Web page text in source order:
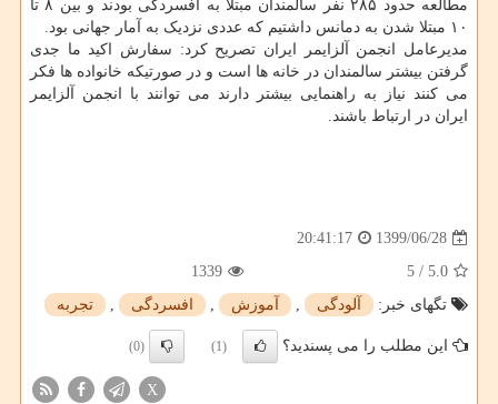
مطالعه حدود ۲۸۵ نفر سالمندان مبتلا به افسردگی بودند و بین ۸ تا
۱۰ مبتلا شدن به دمانس داشتیم که عددی نزدیک به آمار جهانی بود.
مدیرعامل انجمن آلزایمر ایران تصریح کرد: سفارش اکید ما جدی
گرفتن بیشتر سالمندان در خانه ها است و در صورتیکه خانواده ها فکر
می کنند نیاز به راهنمایی بیشتر دارند می توانند با انجمن آلزایمر
ایران در ارتباط باشند.
1399/06/28
20:41:17
5.0
/
5
1339
تگهای خبر:
آلودگی , آموزش , افسردگی , تجربه
این مطلب را می پسندید؟ (1)
(0)
X